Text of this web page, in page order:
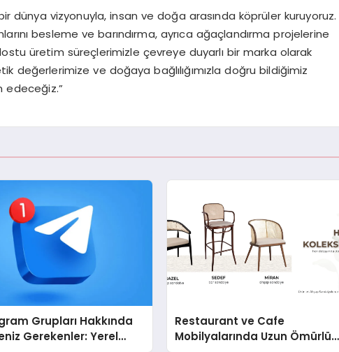
dünya vizyonuyla, insan ve doğa arasında köprüler kuruyoruz.
besleme ve barındırma, ayrıca ağaçlandırma projelerine
üretim süreçlerimizle çevreye duyarlı bir marka olarak
değerlerimize ve doğaya bağlılığımızla doğru bildiğimiz
edeceğiz.”
Grupları Hakkında
Gerekenler: Yerel
Restaurant ve Cafe
Mobilyalarında Uzun Ömürlü